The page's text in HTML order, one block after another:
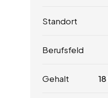
Standort
Berufsfeld
Gehalt 18